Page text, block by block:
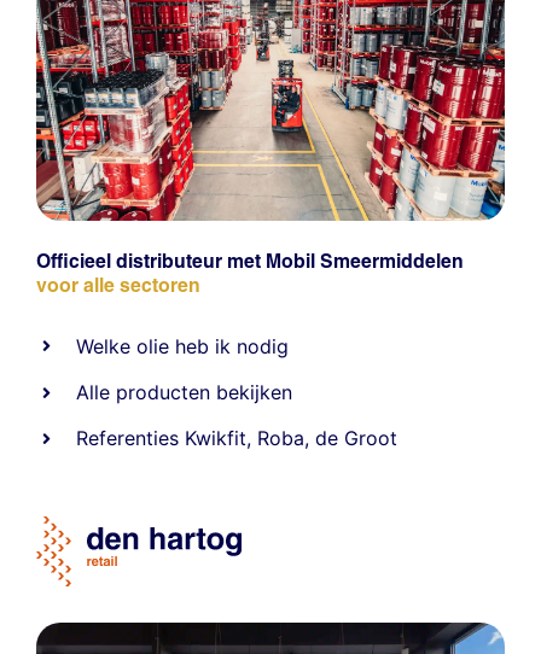
Officieel distributeur met Mobil Smeermiddelen
voor alle sectoren
Welke olie heb ik nodig
Alle producten bekijken
Referenties Kwikfit, Roba,de Groot